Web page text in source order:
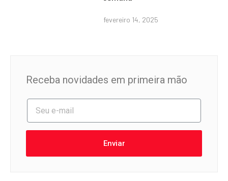
fevereiro 14, 2025
Receba novidades em primeira mão
Enviar